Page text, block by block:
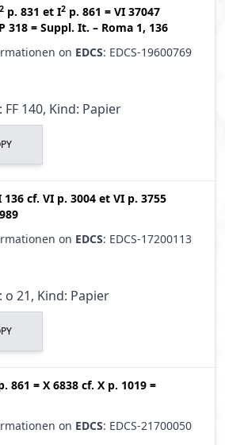
2 p. 831 et I2 p. 861 = VI 37047
318 = Suppl. It. – Roma 1, 136
on EDCS: EDCS-19600769
FF 140, Kind: Papier
136 cf. VI p. 3004 et VI p. 3755
on EDCS: EDCS-17200113
o 21, Kind: Papier
861 = X 6838 cf. X p. 1019 =
on EDCS: EDCS-21700050